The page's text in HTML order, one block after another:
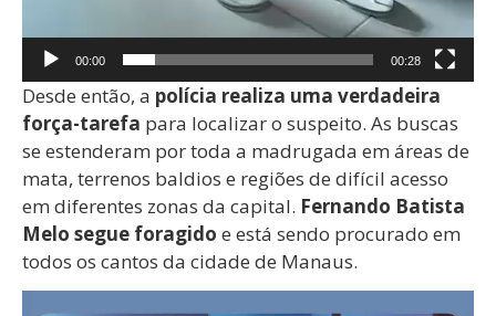
00:00 00:28
Desde então, a polícia realiza uma verdadeira
força-tarefa para localizar o suspeito. As buscas
se estenderam por toda a madrugada em áreas de
mata, terrenos baldios e regiões de difícil acesso
em diferentes zonas da capital. Fernando Batista
Melo segue foragido e está sendo procurado em
todos os cantos da cidade de Manaus.